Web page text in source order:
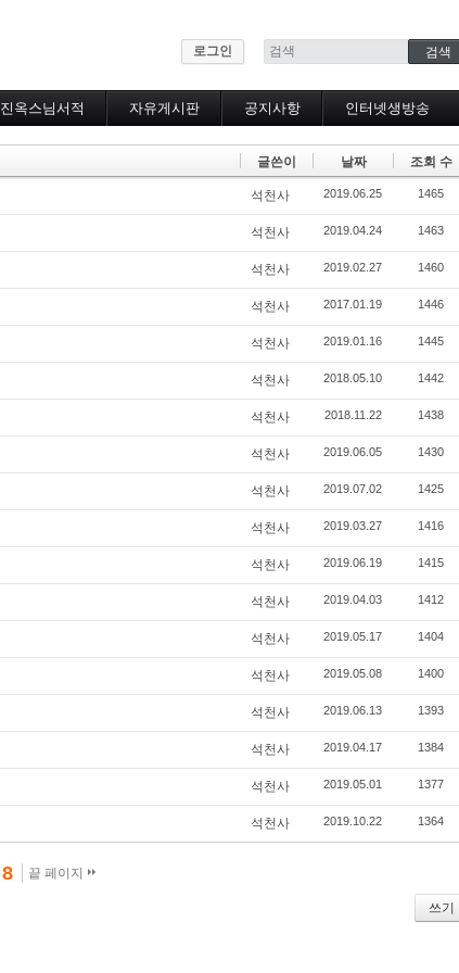
로그인
진옥스님서적 자유게시판 공지사항 인터넷생방송
글쓴이 날짜 조회 수
석천사 2019.06.25 1465
석천사 2019.04.24 1463
석천사 2019.02.27 1460
석천사 2017.01.19 1446
석천사 2019.01.16 1445
석천사 2018.05.10 1442
석천사 2018.11.22 1438
석천사 2019.06.05 1430
석천사 2019.07.02 1425
석천사 2019.03.27 1416
석천사 2019.06.19 1415
석천사 2019.04.03 1412
석천사 2019.05.17 1404
석천사 2019.05.08 1400
석천사 2019.06.13 1393
석천사 2019.04.17 1384
석천사 2019.05.01 1377
석천사 2019.10.22 1364
8 끝 페이지
쓰기